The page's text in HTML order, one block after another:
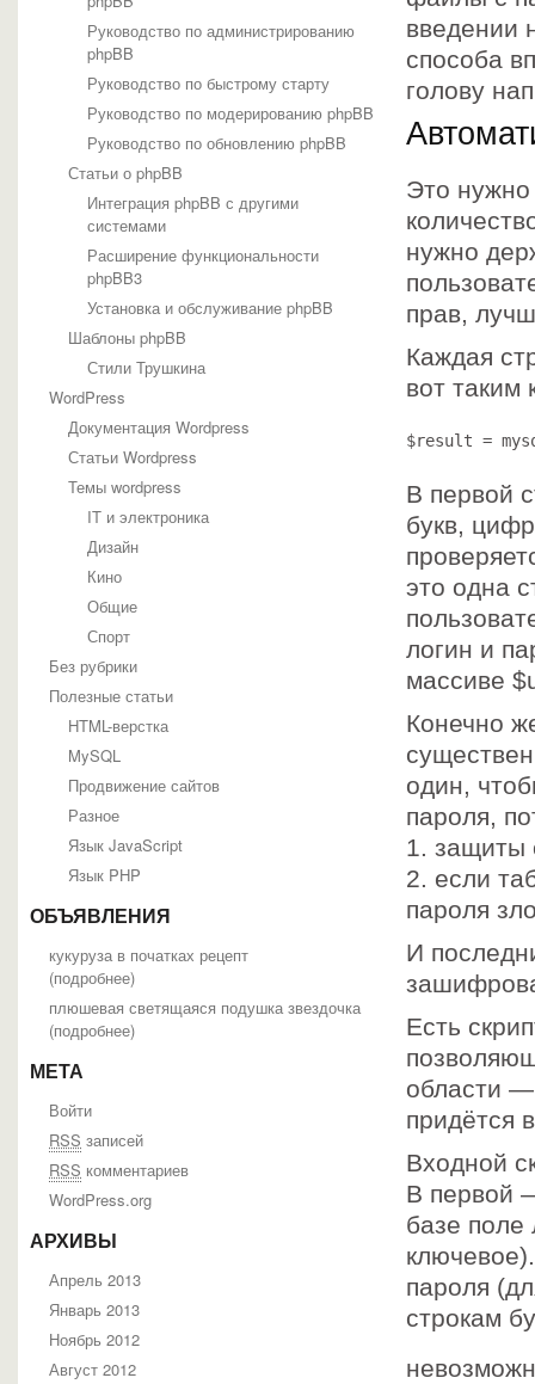
Руководство по администрированию
phpBB
Руководство по быстрому старту
Руководство по модерированию phpBB
Руководство по обновлению phpBB
Статьи о phpBB
Интеграция phpBB с другими
системами
Расширение функциональности
phpBB3
Установка и обслуживание phpBB
Шаблоны phpBB
Стили Трушкина
WordPress
Документация Wordpress
Статьи Wordpress
Темы wordpress
IT и электроника
Дизайн
Кино
Общие
Спорт
Без рубрики
Полезные статьи
HTML-верстка
MySQL
Продвижение сайтов
Разное
Язык JavaScript
Язык PHP
ОБЪЯВЛЕНИЯ
кукуруза в початках рецепт
(подробнее)
плюшевая светящаяся подушка звездочка
(подробнее)
МЕТА
Войти
RSS записей
RSS комментариев
WordPress.org
АРХИВЫ
Апрель 2013
Январь 2013
Ноябрь 2012
Август 2012
введении
способа
голову
Это
нужно
прав,
Каждая
вот таким
$result =
В первой
букв,
это одна
логин и
массиве
Конечно
один,
пароля,
1. защиты
2. если
пароля
И
Есть
области —
придётся
Входной
В первой
базе поле
пароля
строкам